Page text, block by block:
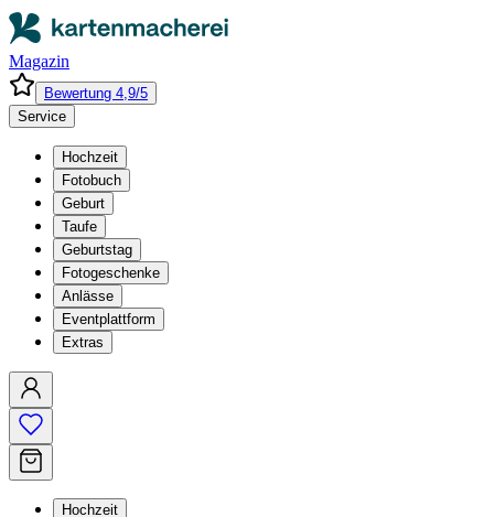
Magazin
Bewertung 4,9/5
Service
Hochzeit
Fotobuch
Geburt
Taufe
Geburtstag
Fotogeschenke
Anlässe
Eventplattform
Extras
Hochzeit